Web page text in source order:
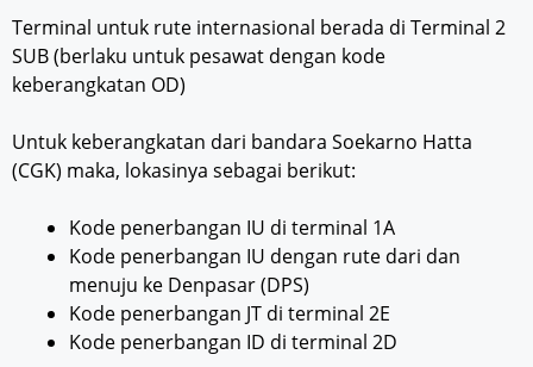
Terminal untuk rute internasional berada di Terminal 2
SUB (berlaku untuk pesawat dengan kode
keberangkatan OD)
Untuk keberangkatan dari bandara Soekarno Hatta
(CGK) maka, lokasinya sebagai berikut:
Kode penerbangan IU di terminal 1A
Kode penerbangan IU dengan rute dari dan
menuju ke Denpasar (DPS)
Kode penerbangan JT di terminal 2E
Kode penerbangan ID di terminal 2D